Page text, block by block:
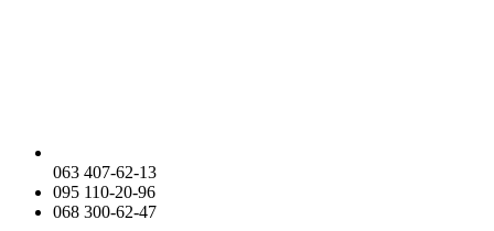
063 407-62-13
095 110-20-96
068 300-62-47